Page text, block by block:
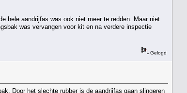
hele aandrijfas was ook niet meer te redden. Maar niet
was vervangen voor kit en na verdere inspectie
Gelogd
Door het slechte rubber is de aandrijfas gaan slingeren